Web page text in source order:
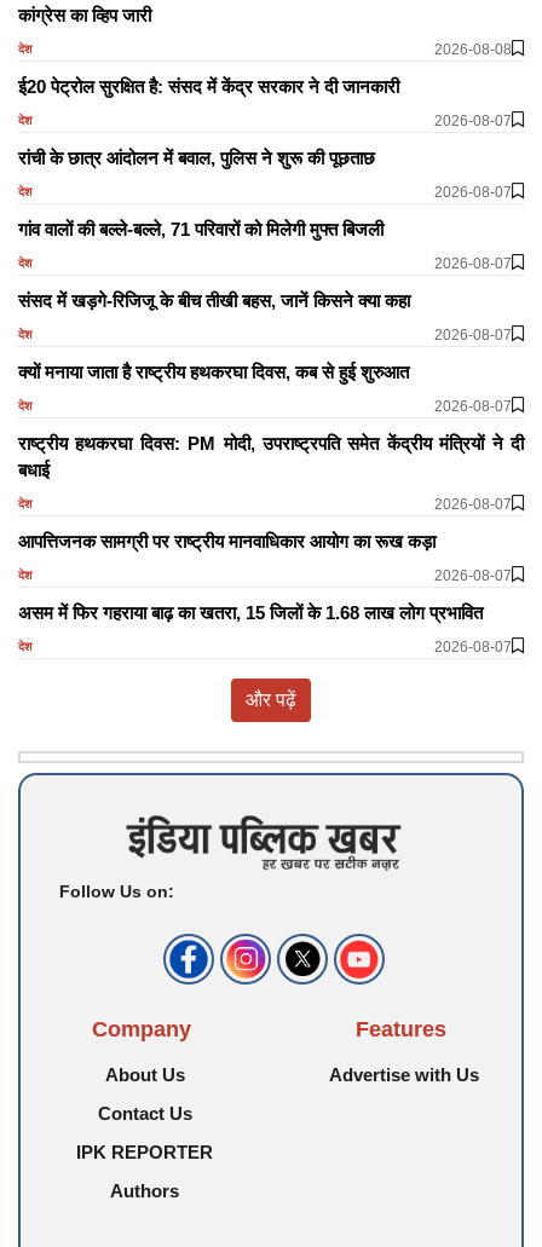
कांग्रेस का व्हिप जारी
देश 2026-08-08
ई20 पेट्रोल सुरक्षित है: संसद में केंद्र सरकार ने दी जानकारी
देश 2026-08-07
रांची के छात्र आंदोलन में बवाल, पुलिस ने शुरू की पूछताछ
देश 2026-08-07
गांव वालों की बल्ले-बल्ले, 71 परिवारों को मिलेगी मुफ्त बिजली
देश 2026-08-07
संसद में खड़गे-रिजिजू के बीच तीखी बहस, जानें किसने क्या कहा
देश 2026-08-07
क्यों मनाया जाता है राष्ट्रीय हथकरघा दिवस, कब से हुई शुरुआत
देश 2026-08-07
राष्ट्रीय हथकरघा दिवस: PM मोदी, उपराष्ट्रपति समेत केंद्रीय मंत्रियों ने दी
बधाई
देश 2026-08-07
आपत्तिजनक सामग्री पर राष्ट्रीय मानवाधिकार आयोग का रूख कड़ा
देश 2026-08-07
असम में फिर गहराया बाढ़ का खतरा, 15 जिलों के 1.68 लाख लोग प्रभावित
देश 2026-08-07
और पढ़ें
Follow Us on:
Company
About Us
Contact Us
IPK REPORTER
Authors
Features
Advertise with Us